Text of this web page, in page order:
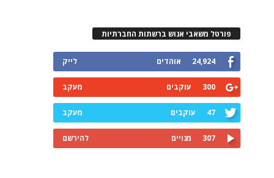
פורטל משאבי אנוש ברשתות החברתיות
24,924 אוהדים לייק
300 עוקבים מעקב
47 עוקבים מעקב
307 מנויים להירשם